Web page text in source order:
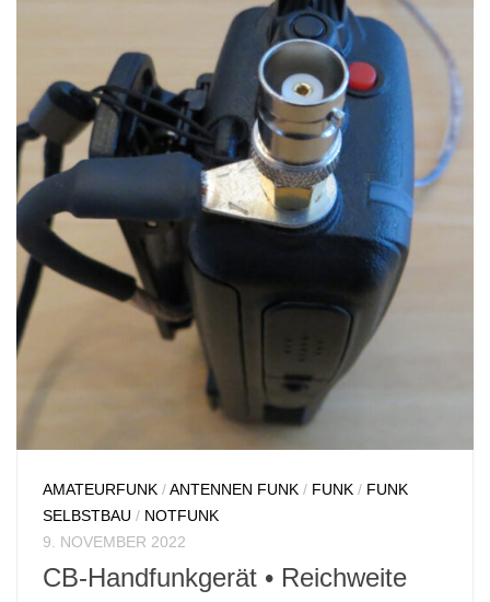
AMATEURFUNK /ANTENNEN FUNK / FUNK / FUNK
SELBSTBAU / NOTFUNK
9. NOVEMBER 2022
CB-Handfunkgerät • Reichweite